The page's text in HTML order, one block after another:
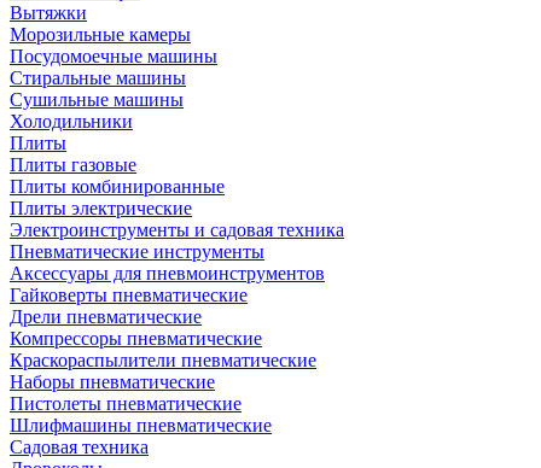
Вытяжки
Морозильные камеры
Посудомоечные машины
Стиральные машины
Сушильные машины
Холодильники
Плиты
Плиты газовые
Плиты комбинированные
Плиты электрические
Электроинструменты и садовая техника
Пневматические инструменты
Аксессуары для пневмоинструментов
Гайковерты пневматические
Дрели пневматические
Компрессоры пневматические
Краскораспылители пневматические
Наборы пневматические
Пистолеты пневматические
Шлифмашины пневматические
Садовая техника